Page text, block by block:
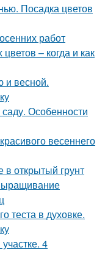
Посадка цветов
работ
– когда и как
и весной.
Особенности
весеннего
в открытый грунт
теста в духовке.
4